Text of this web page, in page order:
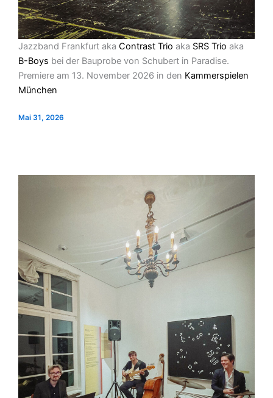
Jazzband Frankfurt aka Contrast Trio aka SRS Trio aka
B-Boys bei der Bauprobe von Schubert in Paradise.
Premiere am 13. November 2026 in den Kammerspielen
München
Mai 31, 2026